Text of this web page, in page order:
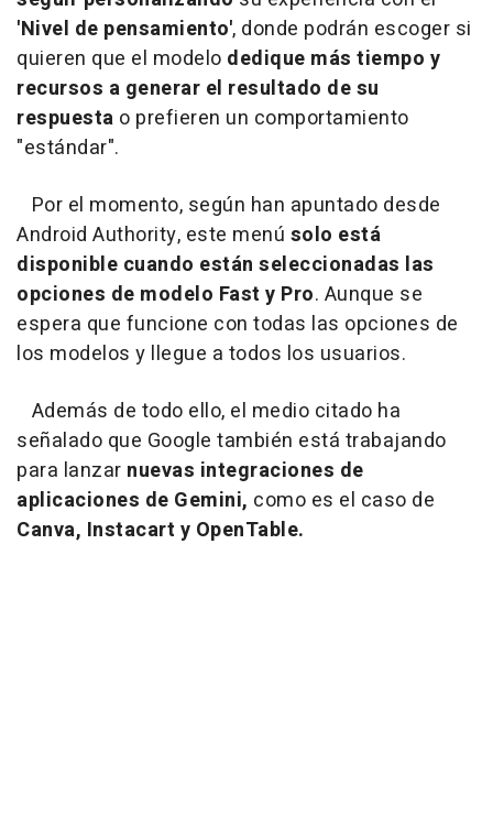
'Nivel de pensamiento', donde podrán escoger si
quieren que el modelo dedique más tiempo y
recursos a generar el resultado de su
respuesta o prefieren un comportamiento
"estándar".
Por el momento, según han apuntado desde
Android Authority, este menú solo está
disponible cuando están seleccionadas las
opciones de modelo Fast y Pro. Aunque se
espera que funcione con todas las opciones de
los modelos y llegue a todos los usuarios.
Además de todo ello, el medio citado ha
señalado que Google también está trabajando
para lanzar nuevas integraciones de
aplicaciones de Gemini, como es el caso de
Canva, Instacart y OpenTable.